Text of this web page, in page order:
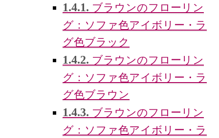
1.4.1. ブラウンのフローリン
グ：ソファ色アイボリー・ラ
グ色ブラック
1.4.2. ブラウンのフローリン
グ：ソファ色アイボリー・ラ
グ色ブラウン
1.4.3. ブラウンのフローリン
グ：ソファ色アイボリー・ラ